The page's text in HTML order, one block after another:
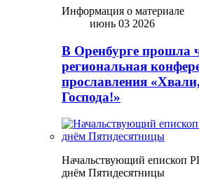
Информация о материале
июнь 03 2026
В Оренбурге прошла
региональная
прославления
Господа!»
Начальствующий епископ
днём Пятидесятницы